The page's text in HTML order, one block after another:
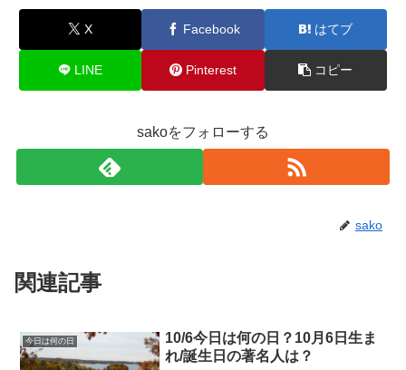
X Facebook はてブ
LINE Pinterest コピー
sakoをフォローする
sako
関連記事
今日は何の日
10/6今日は何の日？10月6日生ま
れ/誕生日の著名人は？